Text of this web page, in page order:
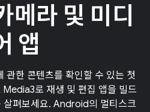
라 및 미디
앱
관한 콘텐츠를 확인할 수 있는 첫
로 재생 및 편집 앱을 빌드
살펴보세요. Android의 멀티스크